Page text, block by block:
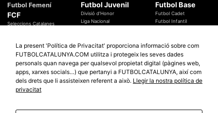
Futbol Femení
FCF
Seleccions Catalanes
Temes Federatius
Futbol Juvenil
Divisió d'Honor
Liga Nacional
Futbol Base
Futbol Cadet
Futbol Infantil
Futbol Catalunya
Promocions
Sortejos
Participació
Especials
Copa Catalunya Absoluta 2019
Copa del Rei 2019 - 2020
La present 'Política de Privacitat' proporciona informació sobre com
FUTBOLCATALUNYA.COM utilitza i protegeix les seves dades
personals quan navega per qualsevol propietat digital (pàgines web,
apps, xarxes socials…) que pertanyi a FUTBOLCATALUNYA, així com
dels drets que li assisteixen referent a això. Llegir la nostra política de
privacitat